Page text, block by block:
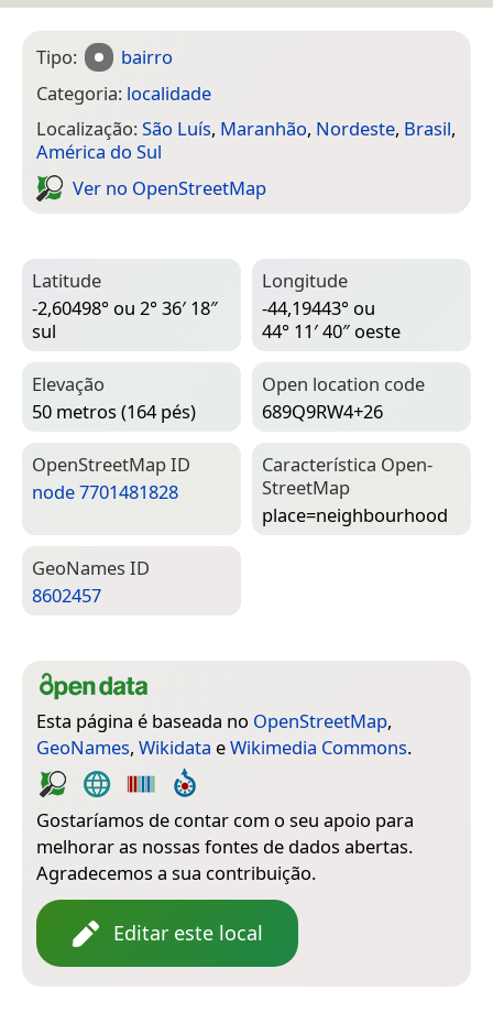
Tipo:
bairro
Categoria: localidade
Localização:São Luís, Maranhão, Nordeste, Brasil,
América do Sul
Ver no Open­Street­Map
Latitude
-2,60498° ou 2° 36′ 18″
sul
Longitude
-44,19443° ou
44° 11′ 40″ oeste
Elevação
50 metros (164 pés)
Open location code
689Q9RW4+26
Open­Street­Map ID
node 7701481828
Característica Open­
Street­Map
place=­neighbourhood
Geo­Names ID
8602457
Esta página é baseada no OpenStreetMap,
GeoNames, Wikidata eWikimedia Commons.
Gostaríamos de contar com o seu apoio para
melhorar as nossas fontes de dados abertas.
Agradecemos a sua contribuição.
Editar este local